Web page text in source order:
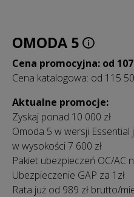
OMODA 5
Cena promocyjna: od 107
Cena katalogowa: od 115
Aktualne promocje:
Zyskaj ponad 10 000 zł
Omoda 5 w wersji Essential
w wysokości 7 600 zł
Pakiet ubezpieczeń OC/AC
Ubezpieczenie GAP za 1zł
Rata już od 989 zł brutto/